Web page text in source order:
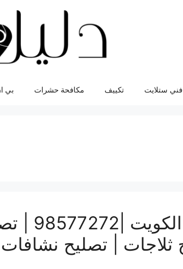
فني ستلايت تكييف مكافحة حشرات بي
تصليح طباخات
ثلاجات | تصليح نشافات